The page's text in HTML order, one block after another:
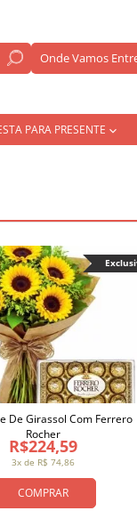
Onde Vamos
PARA PRESENTE
COMPRAR
3x de R$ 74,86
R$224,59
De Girassol Com Ferrero
Rocher